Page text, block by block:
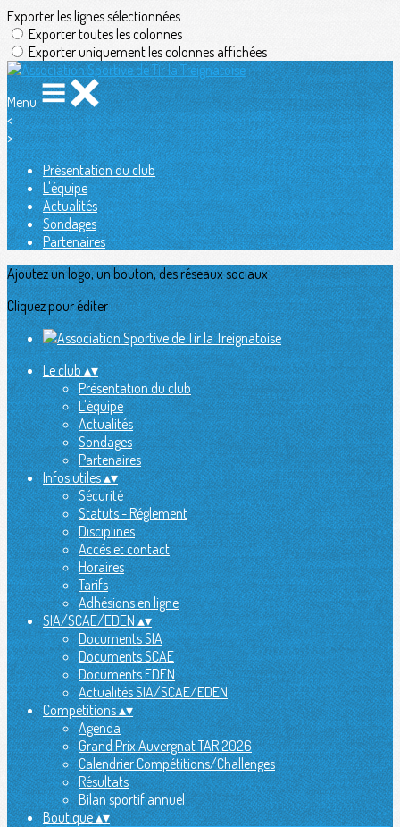
Exporter les lignes sélectionnées
Exporter toutes les colonnes
Exporter uniquement les colonnes affichées
Menu
<
>
Présentation du club
L'équipe
Actualités
Sondages
Partenaires
Ajoutez un logo, un bouton, des réseaux sociaux
Cliquez pour éditer
Le club▴▾
Présentation du club
L'équipe
Actualités
Sondages
Partenaires
Infos utiles▴▾
Sécurité
Statuts - Réglement
Disciplines
Accès et contact
Horaires
Tarifs
Adhésions en ligne
SIA/SCAE/EDEN▴▾
Documents SIA
Documents SCAE
Documents EDEN
Actualités SIA/SCAE/EDEN
Compétitions▴▾
Agenda
Grand Prix Auvergnat TAR 2026
Calendrier Compétitions/Challenges
Résultats
Bilan sportif annuel
Boutique▴▾